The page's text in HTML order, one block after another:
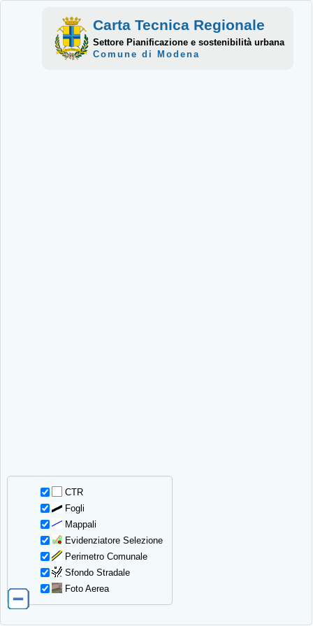
CTR
Fogli
Mappali
Evidenziatore Selezione
Perimetro Comunale
Sfondo Stradale
Foto Aerea
Carta Tecnica Regionale
Settore Pianificazione e sostenibilità urbana
Comune di Modena